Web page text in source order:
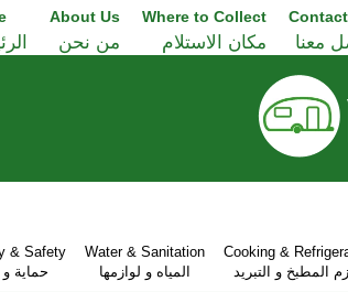
About Us
من نحن
Where to Collect
مكان الاستلام معنا
& Safety
حماية و
Water & Sanitation
المياه و لوازمها
Cooking &
المطبخ و التبريد